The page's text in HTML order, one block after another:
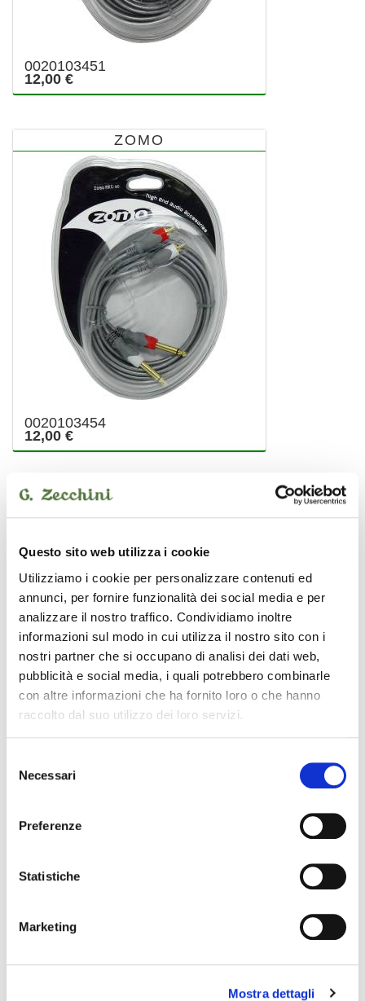
Questo sito web utilizza i cookie
Utilizziamo i cookie per personalizzare contenuti ed
annunci, per fornire funzionalità dei social media e per
analizzare il nostro traffico. Condividiamo inoltre
informazioni sul modo in cui utilizza il nostro sito con i
nostri partner che si occupano di analisi dei dati web,
pubblicità e social media, i quali potrebbero combinarle
con altre informazioni che ha fornito loro o che hanno
raccolto dal suo utilizzo dei loro servizi.
delNecessari
Preferenze
Statistiche
Marketing
Mostra dettagli
0020103451
12,00 €
ZOMO
0020103454
12,00 €
0030102779